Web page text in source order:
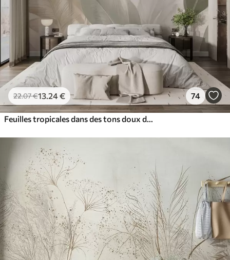
22.07€13 .24€ 74